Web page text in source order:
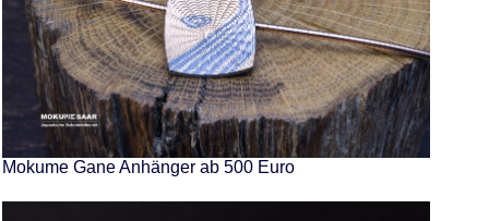
Mokume Gane Anhänger ab 500 Euro